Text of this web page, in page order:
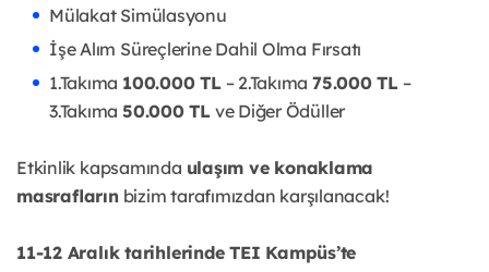
Mülakat Simülasyonu
İşe Alım Süreçlerine Dahil Olma Fırsatı
1.Takıma 100.000 TL – 2.Takıma75.000 TL –
3.Takıma 50.000 TL ve Diğer Ödüller
Etkinlik kapsamında ulaşım ve konaklama
masraflarınbizim tarafımızdan karşılanacak!
11-12 Aralık tarihlerinde TEI Kampüs’te